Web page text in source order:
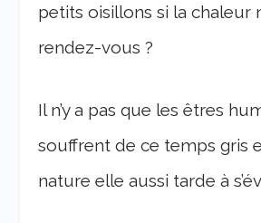
petits oisillons si la chaleur
rendez-vous ?
Il n’y a pas que les êtres
souffrent de ce temps gris
nature elle aussi tarde à